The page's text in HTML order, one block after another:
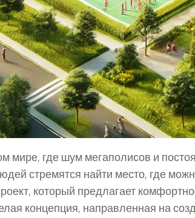
мире, где шум мегаполисов и
стремятся найти место, где
который предлагает
концепция, направленная на